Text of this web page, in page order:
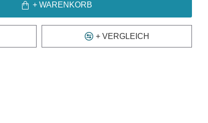
+ WARENKORB
+ VERGLEICH